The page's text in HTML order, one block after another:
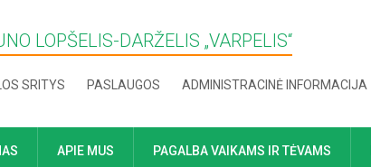
LOPŠELIS-DARŽELIS „​VARPELIS“
SRITYS PASLAUGOS ADMINISTRACINĖ INFORMACIJA
APIE MUS PAGALBA VAIKAMS IR TĖVAMS